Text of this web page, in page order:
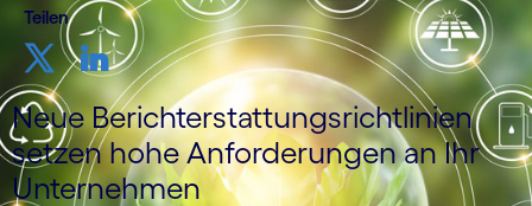
Teilen
Neue Berichterstattungsrichtlinien
setzen hohe Anforderungen an Ihr
Unternehmen